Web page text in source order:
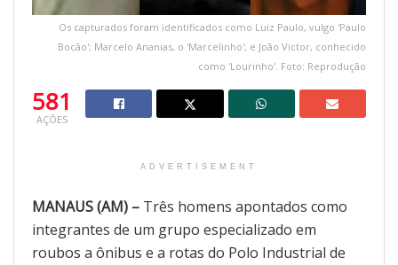
Os capturados foram identificados como Luiz Paulo, vulgo 'Paulo
Bocão'; Marcelo Ananias, o 'Marcelinho'; e João Victor, conhecido
como 'Lourinho'. Foto: Reprodução
581
AÇÕES
ADVERTISEMENT
MANAUS (AM) – Três homens apontados como
integrantes de um grupo especializado em
roubos a ônibus e a rotas do Polo Industrial de